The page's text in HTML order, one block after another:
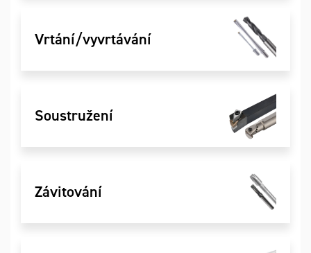
Vrtání/vyvrtávání
Soustružení
Závitování